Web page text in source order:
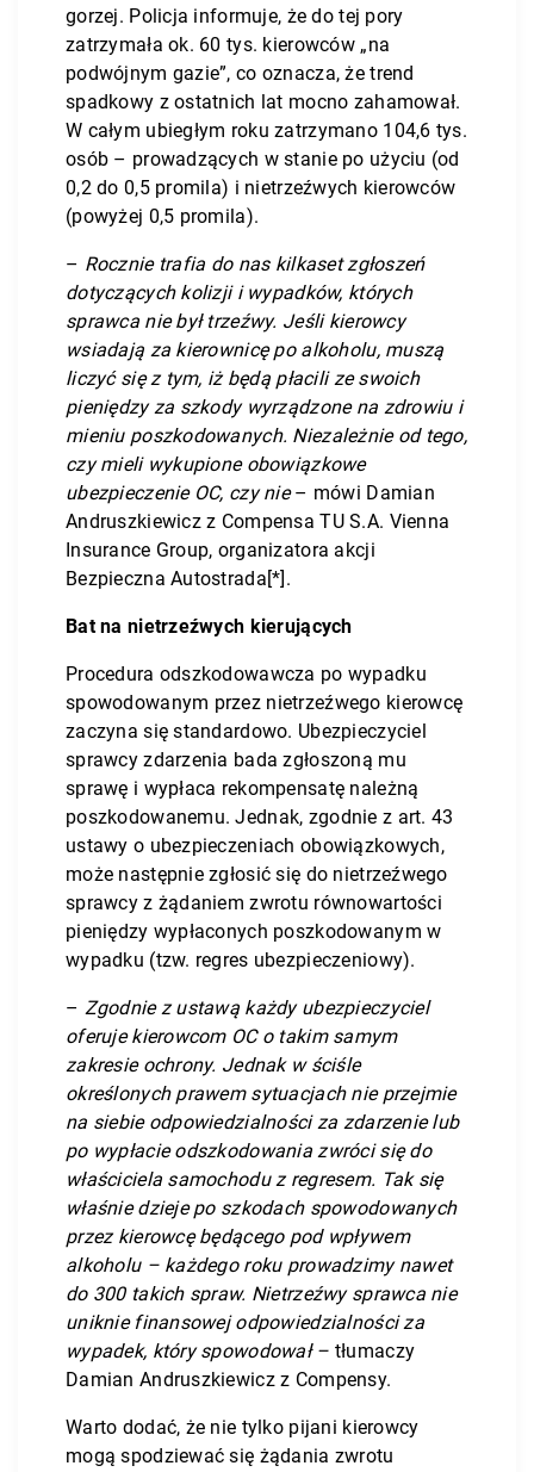
gorzej. Policja informuje, że do tej pory
zatrzymała ok. 60 tys. kierowców „na
podwójnym gazie”, co oznacza, że trend
spadkowy z ostatnich lat mocno zahamował.
W całym ubiegłym roku zatrzymano 104,6 tys.
osób – prowadzących w stanie po użyciu (od
0,2 do 0,5 promila) i nietrzeźwych kierowców
(powyżej 0,5 promila).
– Rocznie trafia do nas kilkaset zgłoszeń
dotyczących kolizji i wypadków, których
sprawca nie był trzeźwy. Jeśli kierowcy
wsiadają za kierownicę po alkoholu, muszą
liczyć się z tym, iż będą płacili ze swoich
pieniędzy za szkody wyrządzone na zdrowiu i
mieniu poszkodowanych. Niezależnie od tego,
czy mieli wykupione obowiązkowe
ubezpieczenie OC, czy nie– mówi Damian
Andruszkiewicz z Compensa TU S.A. Vienna
Insurance Group, organizatora akcji
Bezpieczna Autostrada[*] .
Bat na nietrzeźwych kierujących
Procedura odszkodowawcza po wypadku
spowodowanym przez nietrzeźwego kierowcę
zaczyna się standardowo. Ubezpieczyciel
sprawcy zdarzenia bada zgłoszoną mu
sprawę i wypłaca rekompensatę należną
poszkodowanemu. Jednak, zgodnie z art. 43
ustawy o ubezpieczeniach obowiązkowych,
może następnie zgłosić się do nietrzeźwego
sprawcy z żądaniem zwrotu równowartości
pieniędzy wypłaconych poszkodowanym w
wypadku (tzw. regres ubezpieczeniowy).
– Zgodnie z ustawą każdy ubezpieczyciel
oferuje kierowcom OC o takim samym
zakresie ochrony. Jednak w ściśle
określonych prawem sytuacjach nie przejmie
na siebie odpowiedzialności za zdarzenie lub
po wypłacie odszkodowania zwróci się do
właściciela samochodu z regresem. Tak się
właśnie dzieje po szkodach spowodowanych
przez kierowcę będącego pod wpływem
alkoholu – każdego roku prowadzimy nawet
do 300 takich spraw. Nietrzeźwy sprawca nie
uniknie finansowej odpowiedzialności za
wypadek, który spowodował – tłumaczy
Damian Andruszkiewicz z Compensy.
Warto dodać, że nie tylko pijani kierowcy
mogą spodziewać się żądania zwrotu